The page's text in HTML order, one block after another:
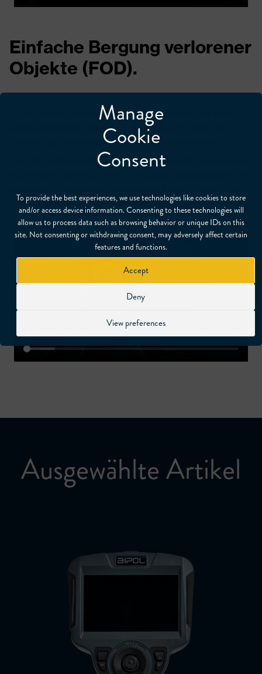
Manage
Cookie
Consent
To provide the best experiences, we use technologies like cookies to store
and/or access device information. Consenting to these technologies will
allow us to process data such as browsing behavior or unique IDs on this
site. Not consenting or withdrawing consent, may adversely affect certain
features and functions.
Accept
Deny
View preferences
Einfache Bergung verlorener
Objekte (FOD).
In der Luftfahrt, im Maschinenbau oder in der Industrie kann
bereits ein einzelner Fremdkörper die Produktion stören, die
Sicherheit gefährden oder erhebliche Kosten verursachen.
Der PRO GX+ ermöglicht ein effizientes Eingreifen dank Sonden
am schwersten zugänglichen Bereichen.
Ausgewählte Artikel